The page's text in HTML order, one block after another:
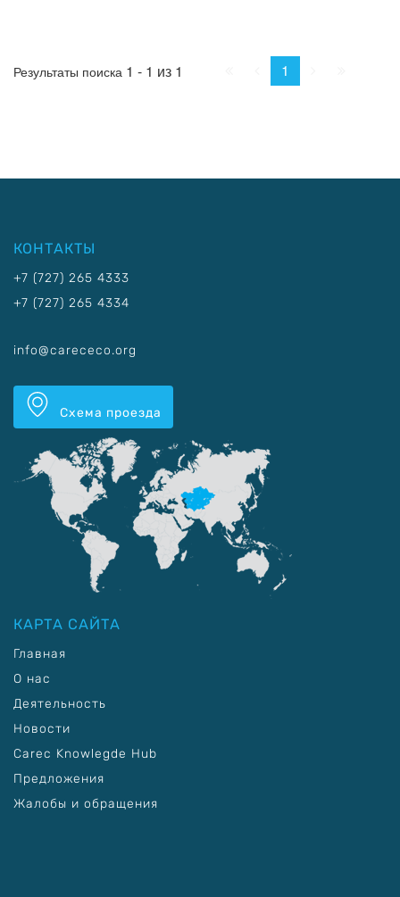
Результаты поиска 1 - 1 из 1 Пред.
1
КОНТАКТЫ
+7 (727) 265 4333
+7 (727) 265 4334
info@carececo.org
Схема проезда
КАРТА САЙТА
Главная
О нас
Деятельность
Новости
Carec Knowlegde Hub
Предложения
Жалобы и обращения